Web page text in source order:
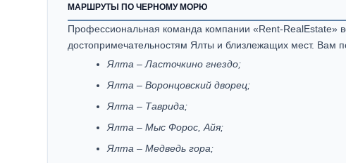
МАРШРУТЫ ПО ЧЕРНОМУ МОРЮ
Профессиональная команда компании «Rent-RealEstate»
достопримечательностям Ялты и близлежащих мест.
Ялта – Ласточкино гнездо;
Ялта – Воронцовский дворец;
Ялта – Таврида;
Ялта – Мыс Форос, Айя;
Ялта – Медведь гора;